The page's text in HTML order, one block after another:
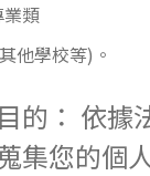
類
他學校等)。
的： 依
集您的個